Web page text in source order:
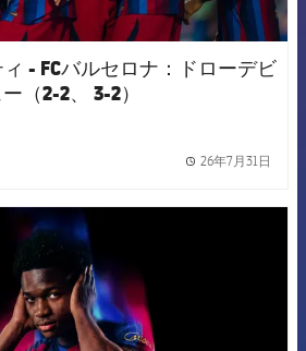
- FCバルセロナ：ドローデビ
（2-2、 3-2）
26年7月31日
FCB Barcelona badge